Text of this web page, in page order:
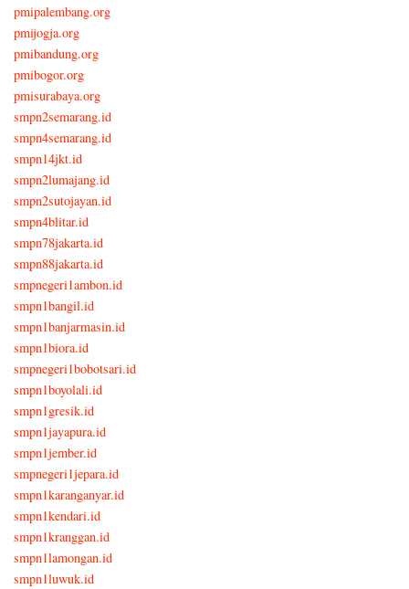
pmipalembang.org
pmijogja.org
pmibandung.org
pmibogor.org
pmisurabaya.org
smpn2semarang.id
smpn4semarang.id
smpn14jkt.id
smpn2lumajang.id
smpn2sutojayan.id
smpn4blitar.id
smpn78jakarta.id
smpn88jakarta.id
smpnegeri1ambon.id
smpn1bangil.id
smpn1banjarmasin.id
smpn1biora.id
smpnegeri1bobotsari.id
smpn1boyolali.id
smpn1gresik.id
smpn1jayapura.id
smpn1jember.id
smpnegeri1jepara.id
smpn1karanganyar.id
smpn1kendari.id
smpn1kranggan.id
smpn1lamongan.id
smpn1luwuk.id